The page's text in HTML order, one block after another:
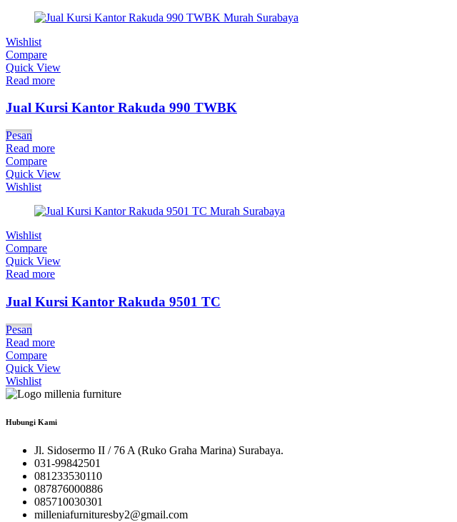
Wishlist
Compare
Quick View
Read more
Jual Kursi Kantor Rakuda 990 TWBK
Pesan
Read more
Compare
Quick View
Wishlist
Wishlist
Compare
Quick View
Read more
Jual Kursi Kantor Rakuda 9501 TC
Pesan
Read more
Compare
Quick View
Wishlist
Hubungi Kami
Jl. Sidosermo II / 76 A (Ruko Graha Marina) Surabaya.
031-99842501
081233530110
087876000886
085710030301
milleniafurnituresby2@gmail.com